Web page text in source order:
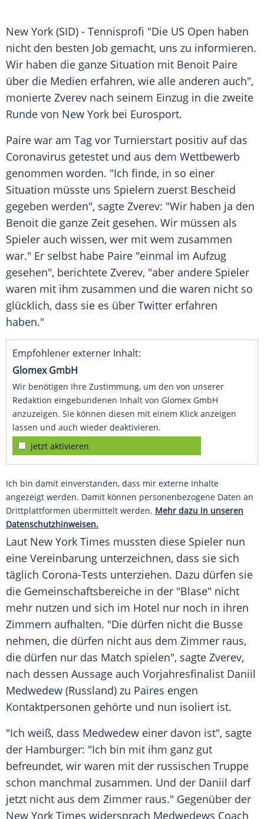
New York (SID) - Tennisprofi "Die US Open haben
nicht den besten Job gemacht, uns zu informieren.
Wir haben die ganze Situation mit Benoit Paire
über die Medien erfahren, wie alle anderen auch",
monierte Zverev nach seinem Einzug in die zweite
Runde von New York bei Eurosport.
Paire war am Tag vor Turnierstart positiv auf das
Coronavirus getestet und aus dem Wettbewerb
genommen worden. "Ich finde, in so einer
Situation müsste uns Spielern zuerst Bescheid
gegeben werden", sagte Zverev: "Wir haben ja den
Benoit die ganze Zeit gesehen. Wir müssen als
Spieler auch wissen, wer mit wem zusammen
war." Er selbst habe Paire "einmal im Aufzug
gesehen", berichtete Zverev, "aber andere Spieler
waren mit ihm zusammen und die waren nicht so
glücklich, dass sie es über Twitter erfahren
haben."
Empfohlener externer Inhalt:
Glomex GmbH
Wir benötigen Ihre Zustimmung, um den von unserer
Redaktion eingebundenen Inhalt von Glomex GmbH
anzuzeigen. Sie können diesen mit einem Klick anzeigen
lassen und auch wieder deaktivieren.
jetzt aktivieren
Ich bin damit einverstanden, dass mir externe Inhalte
angezeigt werden. Damit können personenbezogene Daten an
Drittplattformen übermittelt werden. Mehr dazu in unseren
Datenschutzhinweisen.
Laut New York Times mussten diese Spieler nun
eine Vereinbarung unterzeichnen, dass sie sich
täglich Corona-Tests unterziehen. Dazu dürfen sie
die Gemeinschaftsbereiche in der "Blase" nicht
mehr nutzen und sich im Hotel nur noch in ihren
Zimmern aufhalten. "Die dürfen nicht die Busse
nehmen, die dürfen nicht aus dem Zimmer raus,
die dürfen nur das Match spielen", sagte Zverev,
nach dessen Aussage auch Vorjahresfinalist Daniil
Medwedew (Russland) zu Paires engen
Kontaktpersonen gehörte und nun isoliert ist.
"Ich weiß, dass Medwedew einer davon ist", sagte
der Hamburger: "Ich bin mit ihm ganz gut
befreundet, wir waren mit der russischen Truppe
schon manchmal zusammen. Und der Daniil darf
jetzt nicht aus dem Zimmer raus." Gegenüber der
New York Times widersprach Medwedews Coach